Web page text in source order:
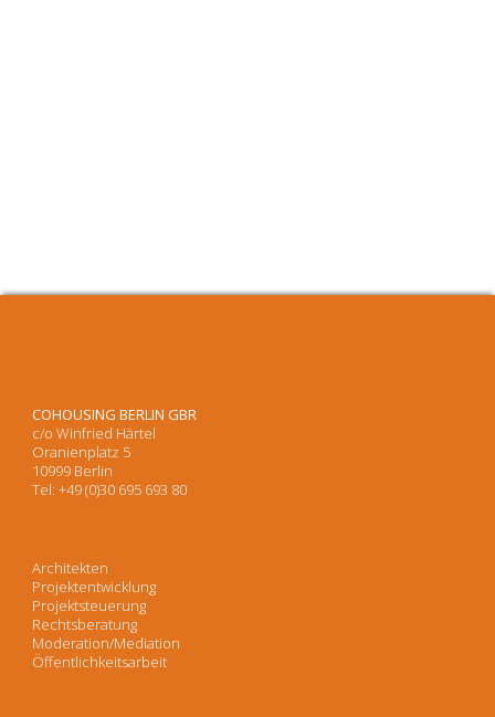
COHOUSING BERLIN GBR
c/o Winfried Härtel
Oranienplatz 5
10999 Berlin
Tel: +49 (0)30 695 693 80
Architekten
Projektentwicklung
Projektsteuerung
Rechtsberatung
Moderation/Mediation
Öffentlichkeitsarbeit